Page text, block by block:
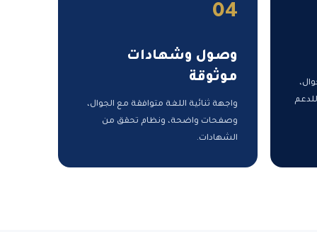
04
وصول وشهادات
موثوقة
واجهة ثنائية اللغة متوافقة مع الجوال،
وصفحات واضحة، ونظام تحقق من
الشهادات.